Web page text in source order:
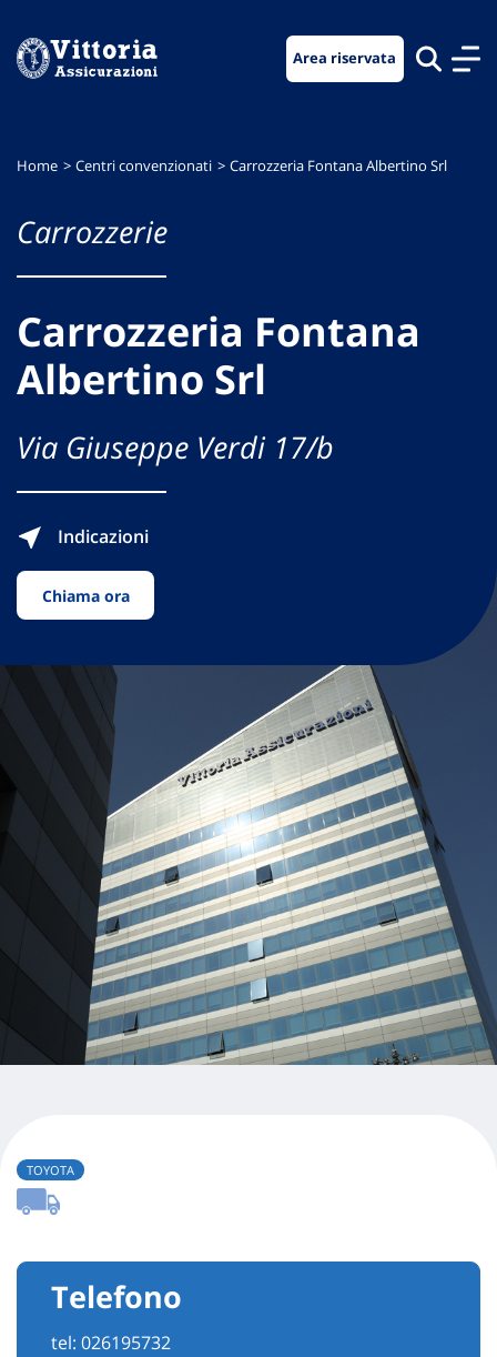
menu
contenuto
footer
Area riservata
Home Centri convenzionati Carrozzeria Fontana Albertino Srl
Carrozzerie
Carrozzeria Fontana
Albertino Srl
Via Giuseppe Verdi 17/b
Indicazioni
Chiama ora
TOYOTA
Telefono
tel: 026195732